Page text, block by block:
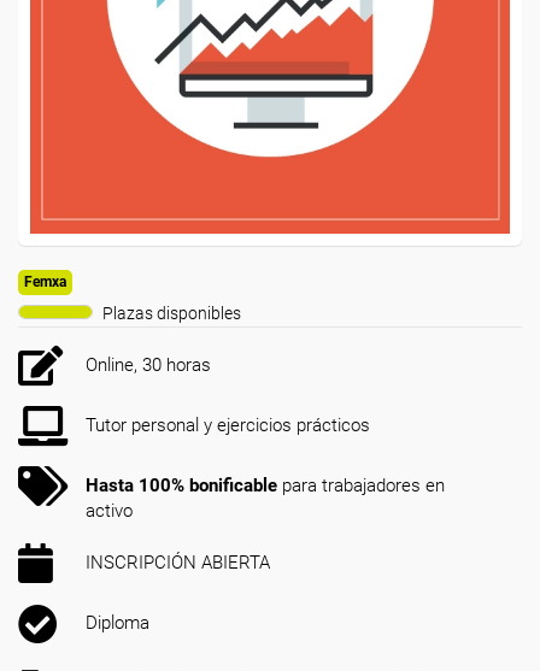
Femxa
Plazas disponibles
Online, 30 horas
Tutor personal y ejercicios prácticos
Hasta 100% bonificable para trabajadores en
activo
INSCRIPCIÓN ABIERTA
Diploma